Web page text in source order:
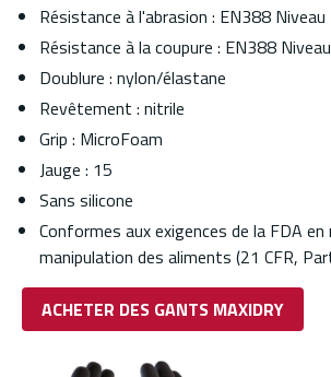
Résistance à l'abrasion : EN388 Niveau
Résistance à la coupure : EN388
Doublure : nylon/élastane
Revêtement : nitrile
Grip : MicroFoam
Jauge : 15
Sans silicone
Conformes aux exigences de la FDA
manipulation des aliments (21 CFR,
ACHETER DES GANTS MAXIDRY